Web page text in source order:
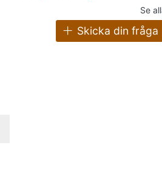
Se
Skicka din fråga